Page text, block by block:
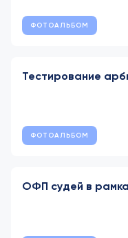
ФОТОАЛЬБОМ
Тестирование
ФОТОАЛЬБОМ
ОФП судей в